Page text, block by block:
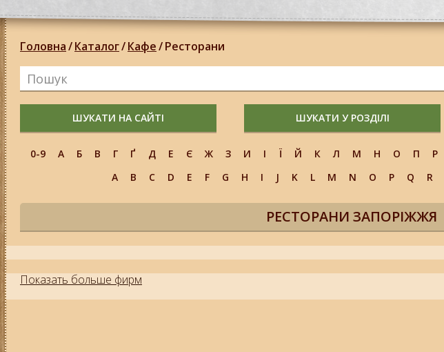
Головна/Каталог/Кафе/Ресторани
ШУКАТИ НА САЙТІ ШУКАТИ У РОЗДІЛІ
0-9 А Б В Г Ґ Д Е Є Ж З И І Ї Й К Л М Н О П Р
A
B C D E F G H I J K L M N O P Q R
РЕСТОРАНИ ЗАПОРІЖЖЯ
Показать больше фирм